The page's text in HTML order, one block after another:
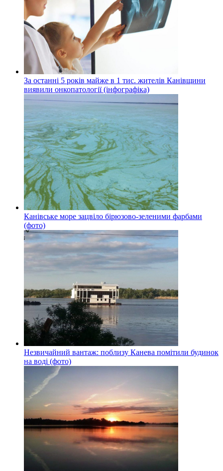
За останні 5 років майже в 1 тис. жителів Канівщини
виявили онкопатології (інфографіка)
Канівське море зацвіло бірюзово-зеленими фарбами
(фото)
Незвичайний вантаж: поблизу Канева помітили будинок
на воді (фото)